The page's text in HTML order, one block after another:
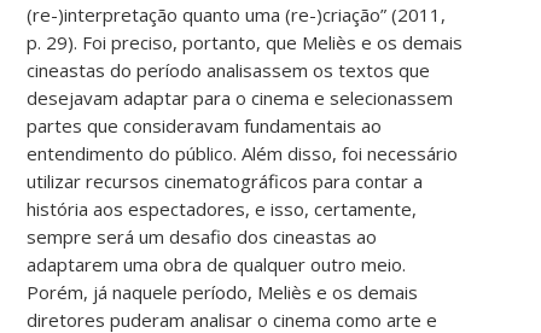
(re-)interpretação quanto uma (re-)criação” (2011,
p. 29). Foi preciso, portanto, que Meliès e os demais
cineastas do período analisassem os textos que
desejavam adaptar para o cinema e selecionassem
partes que consideravam fundamentais ao
entendimento do público. Além disso, foi necessário
utilizar recursos cinematográficos para contar a
história aos espectadores, e isso, certamente,
sempre será um desafio dos cineastas ao
adaptarem uma obra de qualquer outro meio.
Porém, já naquele período, Meliès e os demais
diretores puderam analisar o cinema como arte e